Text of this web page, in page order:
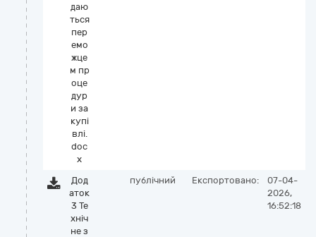
даю
ться
пер
емо
жце
м пр
оце
дур
и за
купі
влі.
doc
x
Дод
аток
3 Те
хніч
не з
публічний Експортовано:
07-04-
2026,
16:52:18